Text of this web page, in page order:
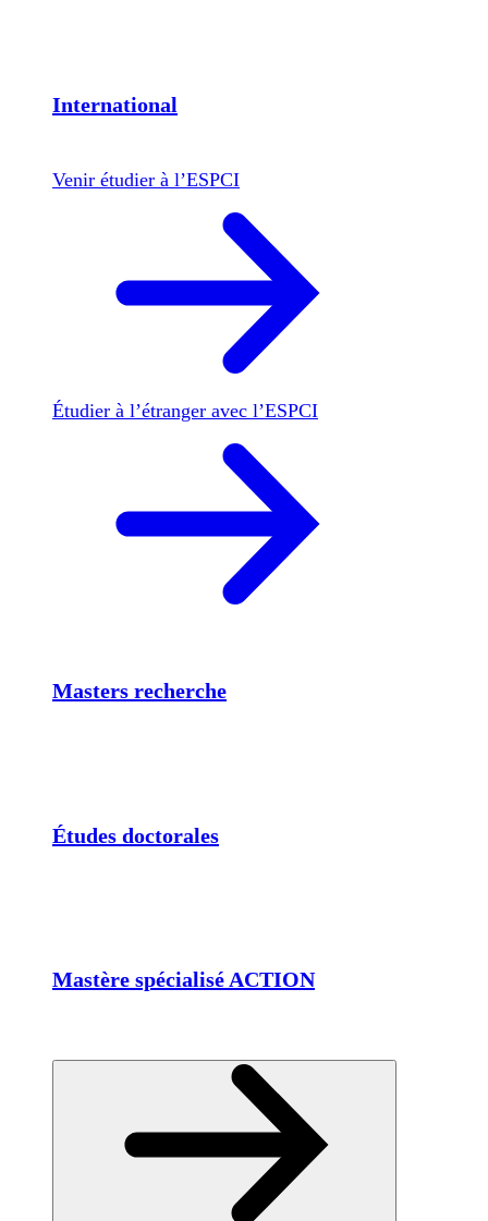
International
Venir étudier à l’ESPCI
Étudier à l’étranger avec l’ESPCI
Masters recherche
Études doctorales
Mastère spécialisé ACTION